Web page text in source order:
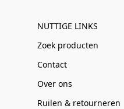
NUTTIGE LINKS
Zoek producten
Contact
Over ons
Ruilen & retourneren